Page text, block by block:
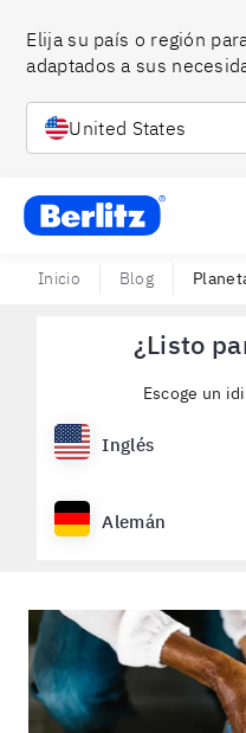
Elija su país o región
adaptados a sus
United States
Berlitz Chile
Inicio Blog
¿Listo
Escoge un
Inglés
Alemán